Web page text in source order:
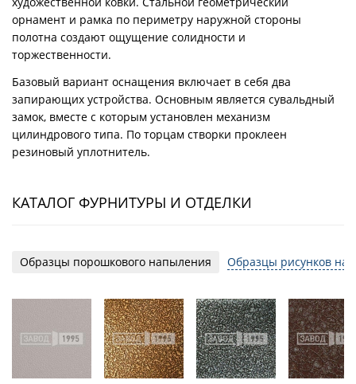
орнамент и рамка по периметру наружной стороны
полотна создают ощущение солидности и
торжественности.
Базовый вариант оснащения включает в себя два
запирающих устройства. Основным является сувальдный
замок, вместе с которым установлен механизм
цилиндрового типа. По торцам створки проклеен
резиновый уплотнитель.
КАТАЛОГ ФУРНИТУРЫ И ОТДЕЛКИ
Образцы порошкового напыления Образцы рисунков на